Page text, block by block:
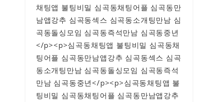
채팅앱 불팅비밀 심곡동채팅어플 심곡동만
남앱강추 심곡동섹스 심곡동소개팅만남 심
곡동돌싱모임 심곡동즉석만남 심곡동중년
</p><p>심곡동채팅앱 불팅비밀 심곡동채
팅어플 심곡동만남앱강추 심곡동섹스 심곡
동소개팅만남 심곡동돌싱모임 심곡동즉석
만남 심곡동중년</p><p>심곡동채팅앱 불
팅비밀 심곡동채팅어플 심곡동만남앱강추